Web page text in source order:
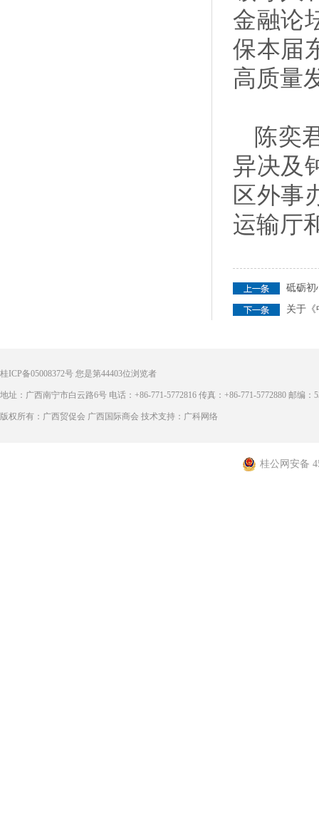
金融论
保本届
高质量
陈奕
异决及
区外事
运输厅
砥砺
关于《
桂ICP备05008372号 您是第44403位浏览者
地址：广西南宁市白云路6号 电话：+86-771-5772816 传真：+86-771-5772880 邮编：
版权所有：广西贸促会 广西国际商会 技术支持：广科网络
桂公网安备